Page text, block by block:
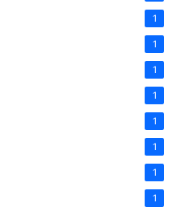
1
1
1
1
1
1
1
1